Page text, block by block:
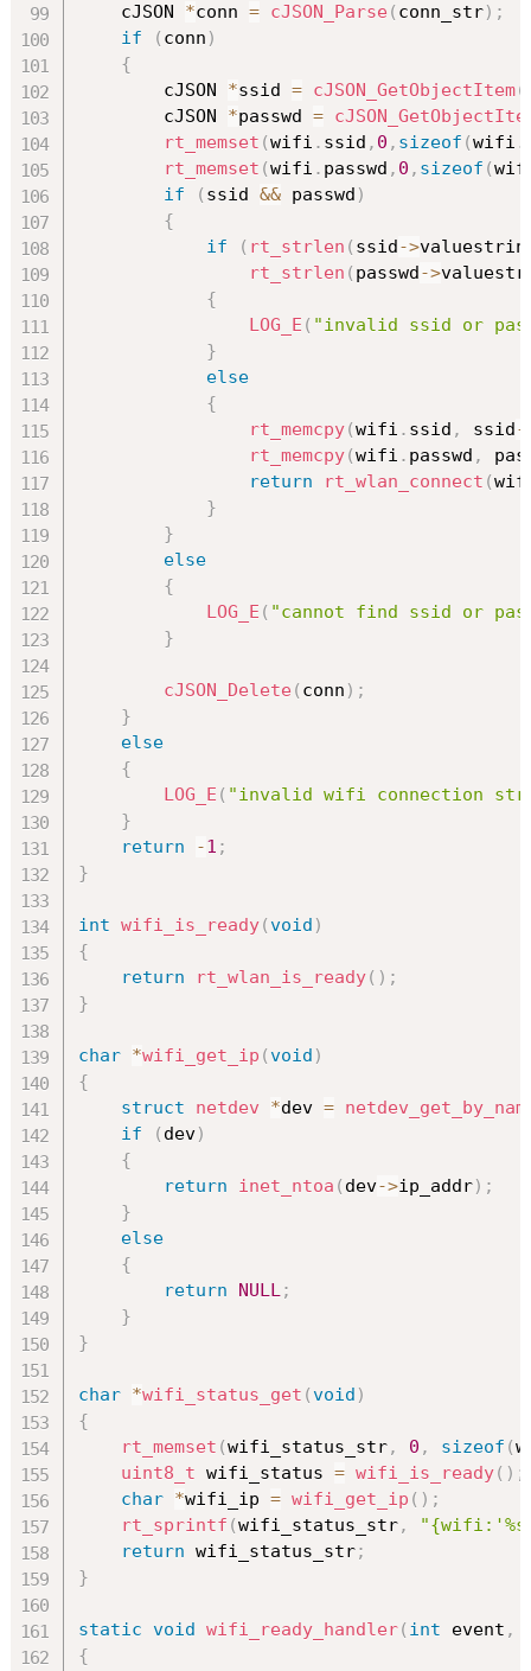
    cJSON
*conn = cJSON_Parse ( conn_str) ;
if
( conn )
{
        cJSON
*ssid = cJSON_GetObjectItem(
        cJSON
*passwd =
rt_memset (wifi . ssid , 0 , sizeof (wifi .
rt_memset (wifi . passwd , 0 , sizeof (
if
( ssid && passwd )
{
if
( rt_strlen ( ssid ->
rt_strlen ( passwd ->
{
LOG_E ( "invalid ssid or
}
else
{
rt_memcpy(wifi . ssid , ssid -
rt_memcpy(wifi . passwd ,
return
rt_wlan_connect (
}
}
else
{
LOG_E ( "cannot find ssid or
}
cJSON_Delete ( conn ) ;
}
else
{
LOG_E ( "invalid wifi connection
}
return
-1 ;
}
int wifi_is_ready(void )
{
return
rt_wlan_is_ready( ) ;
}
char *wifi_get_ip (void )
{
struct
netdev *dev =
if
( dev)
{
return
inet_ntoa ( dev->ip_addr) ;
}
else
{
return
NULL;
}
}
char *wifi_status_get (void )
{
rt_memset (wifi_status_str, 0 , sizeof (
uint8_t wifi_status = wifi_is_ready( ) ;
char *wifi_ip = wifi_get_ip ( ) ;
rt_sprintf (wifi_status_str,
return wifi_status_str;
}
static void wifi_ready_handler( int event ,
{